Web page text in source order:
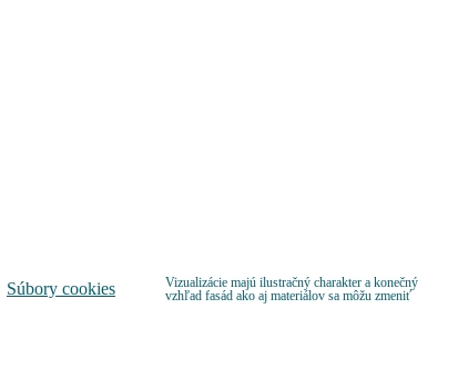
Súbory cookies
Vizualizácie majú ilustračný charakter a konečný
vzhľad fasád ako aj materiálov sa môžu zmeniť